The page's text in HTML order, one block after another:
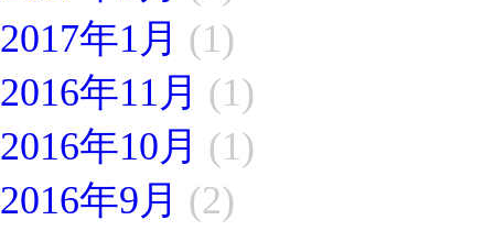
2017年1月 (1)
2016年11月 (1)
2016年10月 (1)
2016年9月 (2)